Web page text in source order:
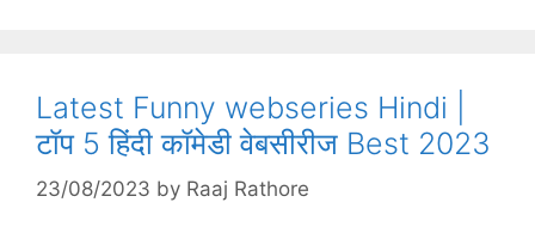
Latest Funny webseries Hindi |
टॉप 5 हिंदी कॉमेडी वेबसीरीज Best 2023
23/08/2023 by Raaj Rathore